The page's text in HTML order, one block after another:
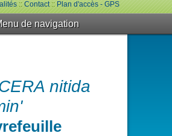
::Contact::Plan d'accès - GPS
de navigation
nitida